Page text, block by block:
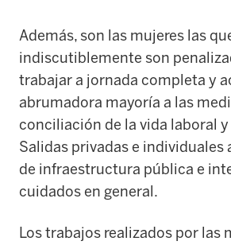
Además, son las mujeres las
indiscutiblemente son
trabajar a jornada completa y
abrumadora mayoría a las
conciliación de la vida laboral
Salidas privadas e individuales
de infraestructura pública e
cuidados en general.
Los trabajos realizados por las